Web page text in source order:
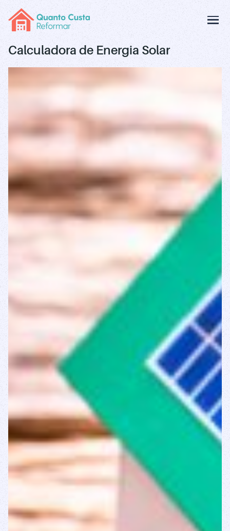
Calculadora de Energia Solar